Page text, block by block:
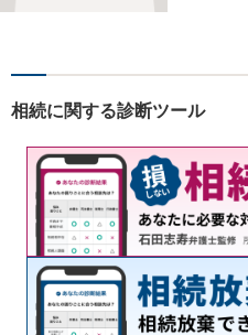
す。まず
相続に関する診断ツール